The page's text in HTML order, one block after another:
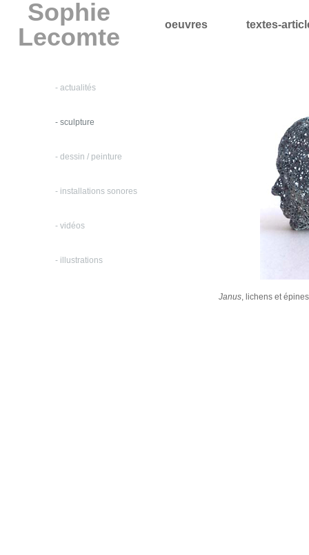
Sophie
Lecomte
oeuvres textes-
- actualités
- sculpture
- dessin / peinture
- installations sonores
- vidéos
- illustrations
Janus, lichens et